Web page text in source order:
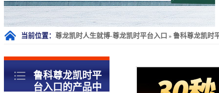
当前位置： 尊龙凯时人生就博-尊龙凯时平台入口 » 鲁科尊龙凯时
鲁科尊龙凯时平
台入口的产品中